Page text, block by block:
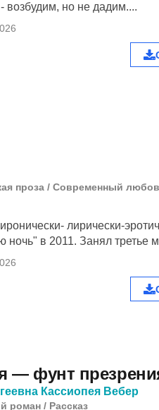
но не дадим....
проза / Современный
лирически-
ночь" в 2011. Занял третье
— фунт
Кассиопея Вебер
роман / Рассказ